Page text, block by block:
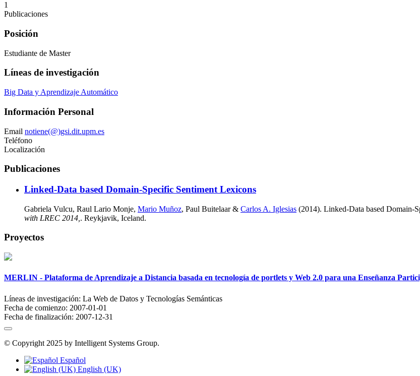
1
Publicaciones
Posición
Estudiante de Master
Líneas de investigación
Big Data y Aprendizaje Automático
Información Personal
Email notiene(@)gsi.dit.upm.es
Teléfono
Localización
Publicaciones
Linked-Data based Domain-Specific Sentiment Lexicons
Gabriela Vulcu, Raul Lario Monje, Mario Muñoz, Paul Buitelaar & Carlos A. Iglesias (2014). Linked-Data based Domain-
with LREC 2014, . Reykjavik, Iceland.
Proyectos
MERLIN - Plataforma de Aprendizaje a Distancia basada en tecnología de portlets y Web 2.0 para una Enseñanza
Líneas de investigación: La Web de Datos y Tecnologías Semánticas
Fecha de comienzo: 2007-01-01
Fecha de finalización: 2007-12-31
© Copyright 2025 by Intelligent Systems Group.
Español
English (UK)